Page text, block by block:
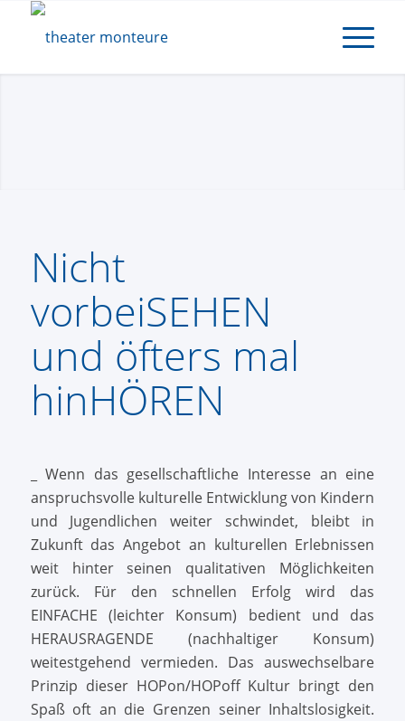
Nicht
vorbeiSEHEN
und öfters mal
hinHÖREN
_ Wenn das gesellschaftliche Interesse an eine
anspruchsvolle kulturelle Entwicklung von Kindern
und Jugendlichen weiter schwindet, bleibt in
Zukunft das Angebot an kulturellen Erlebnissen
weit hinter seinen qualitativen Möglichkeiten
zurück. Für den schnellen Erfolg wird das
EINFACHE (leichter Konsum) bedient und das
HERAUSRAGENDE (nachhaltiger Konsum)
weitestgehend vermieden. Das auswechselbare
Prinzip dieser HOPon/HOPoff Kultur bringt den
Spaß oft an die Grenzen seiner Inhaltslosigkeit.